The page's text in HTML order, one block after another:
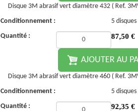
Disque 3M abrasif vert diamètre 432 ( Ref.
Conditionnement :
5 disques
Quantité :
87,50 €
AJOUTER AU
Disque 3M abrasif vert diamètre 460 ( Ref.
Conditionnement :
5 disques
Quantité :
92,35 €